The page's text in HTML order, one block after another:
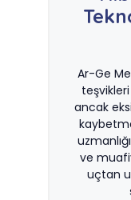
Ar-Ge
ancak
ve
uçtan